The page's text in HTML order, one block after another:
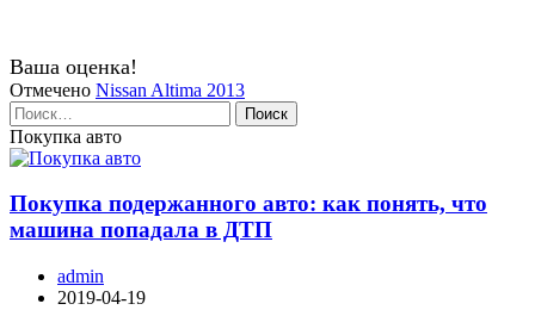
Ваша оценка!
Отмечено Nissan Altima 2013
Найти:
Покупка авто
Покупка подержанного авто: как понять, что
машина попадала в ДТП
admin
2019-04-19